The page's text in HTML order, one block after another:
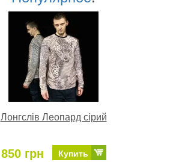
Лонгслів Леопард сірий
850 грн Купить